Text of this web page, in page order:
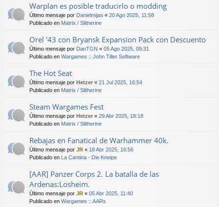
Warplan es posible traducirlo o modding
Último mensaje por Danielmijas « 20 Ago 2025, 11:58
Publicado en Matrix / Slitherine
Orel '43 con Bryansk Expansion Pack con Descuento
Último mensaje por DanTGN « 05 Ago 2025, 09:31
Publicado en Wargames :: John Tiller Software
The Hot Seat
Último mensaje por Hetzer « 21 Jul 2025, 16:54
Publicado en Matrix / Slitherine
Steam Wargames Fest
Último mensaje por Hetzer « 29 Abr 2025, 18:18
Publicado en Matrix / Slitherine
Rebajas en Fanatical de Warhammer 40k.
Último mensaje por JR « 18 Abr 2025, 16:56
Publicado en La Cantina - Die Kneipe
[AAR] Panzer Corps 2. La batalla de las
Ardenas:Losheim.
Último mensaje por JR « 05 Abr 2025, 11:40
Publicado en Wargames :: AARs